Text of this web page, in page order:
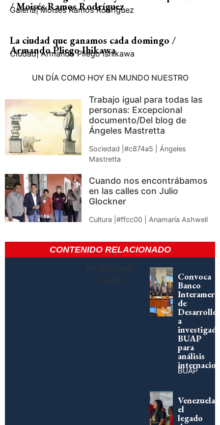
/ Moisés Ramos Rodríguez
Galería| Moisés Ramos Rodríguez
La ciudad que ganamos cada domingo /
Armando Pliego Ihikawa
Ciudad| Armando Pliego Ishikawa
UN DÍA COMO HOY EN MUNDO NUESTRO
Trabajo igual para todas las
personas: Excepcional
documento/Del blog de
Ángeles Mastretta
Sociedad |#c874a5 | Ángeles
Mastretta
Cuando nos encontrábamos
en las calles con Julio
Glockner
Cultura |#ffcc00 | Anamaría Ashwell
CONTENIDO RELACIONADO
No data was
found
Convoca
Banco
de
Desarrollo
a
BUAP
para
análisis
BUAP
Venezuela,
el
legado